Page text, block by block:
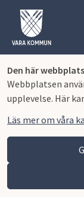
Den här
Webbplatsen
upplevelse. Här
Läs mer om våra
Vara kommun